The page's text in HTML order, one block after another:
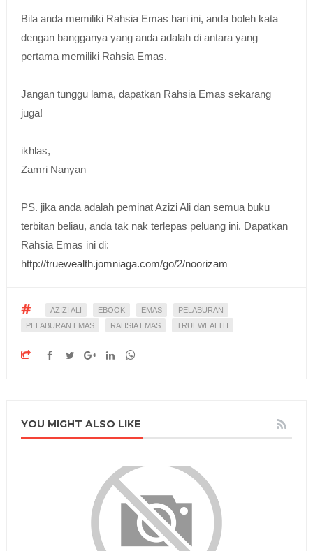
Bila anda memiliki Rahsia Emas hari ini, anda boleh kata
dengan bangganya yang anda adalah di antara yang
pertama memiliki Rahsia Emas.
Jangan tunggu lama, dapatkan Rahsia Emas sekarang
juga!
ikhlas,
Zamri Nanyan
PS. jika anda adalah peminat Azizi Ali dan semua buku
terbitan beliau, anda tak nak terlepas peluang ini. Dapatkan
Rahsia Emas ini di:
http://truewealth.jomniaga.com/go/2/noorizam
AZIZI ALI EBOOK EMAS
PELABURAN
PELABURAN EMAS
RAHSIA EMAS TRUEWEALTH
YOU MIGHT ALSO LIKE